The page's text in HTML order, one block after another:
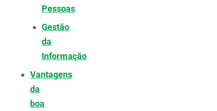
Pessoas
Gestão
da
Informação
Vantagens
da
boa